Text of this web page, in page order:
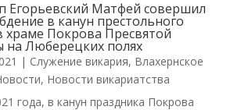
Егорьевский Матфей совершил
в канун престольного
храме Покрова Пресвятой
на Люберецких полях
| Cлужение викария, Влахернское
, Новости викариатства
года, в канун праздника Покрова